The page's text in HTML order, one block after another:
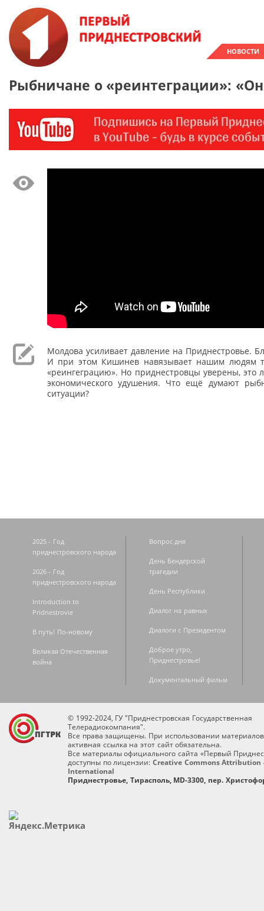
НОВОСТИ
Рыбничане о «реинтеграции»:
Молдова усиливает давление на Приднестровье.
И при этом Кишинев навязывает нашим людям
«реингеграцию». Но приднестровцы уверены,
экономического удушения. Что ещё думают
ситуации?
2025 - Год
приднестровского народа
2026 - Год
приднестровского народа
Introduction to
Pridnestrovie
В путь! По-новому
Великая Отечественная
война
Вопрос дня
День Бендерской
трагедии
День Республики
Диалог на равных
Диалоги с Президентом
Доброе утро,
Приднестровье!
Документальный фильм
© 1992-2024, ГУ "Приднестровская Государственная
Телерадиокомпания".
Все права защищены. При использовании
активная ссылка на этот сайт обязательна.
Все материалы официального сайта «Первый
доступны по лицензии: Creative Commons Attribution
International
Приднестровье, Тирасполь, MD-3300, пер.